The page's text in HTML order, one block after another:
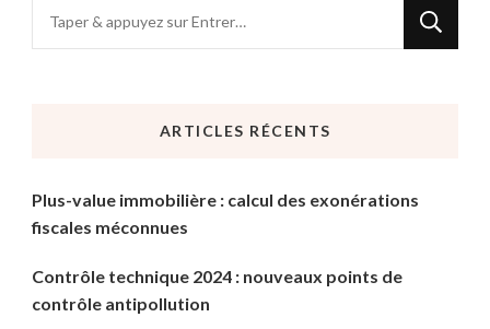
recherchiez
ARTICLES RÉCENTS
Plus-value immobilière : calcul des exonérations
fiscales méconnues
Contrôle technique 2024 : nouveaux points de
contrôle antipollution